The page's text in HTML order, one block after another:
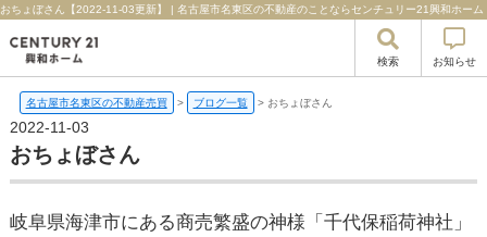
おちょぼさん【2022-11-03更新】 | 名古屋市名東区の不動産のことならセンチュリー21興和ホーム
検索 お知らせ
名古屋市名東区の不動産売買 > ブログ一覧 > おちょぼさん
2022-11-03
おちょぼさん
岐阜県海津市にある商売繁盛の神様「千代保稲荷神社」